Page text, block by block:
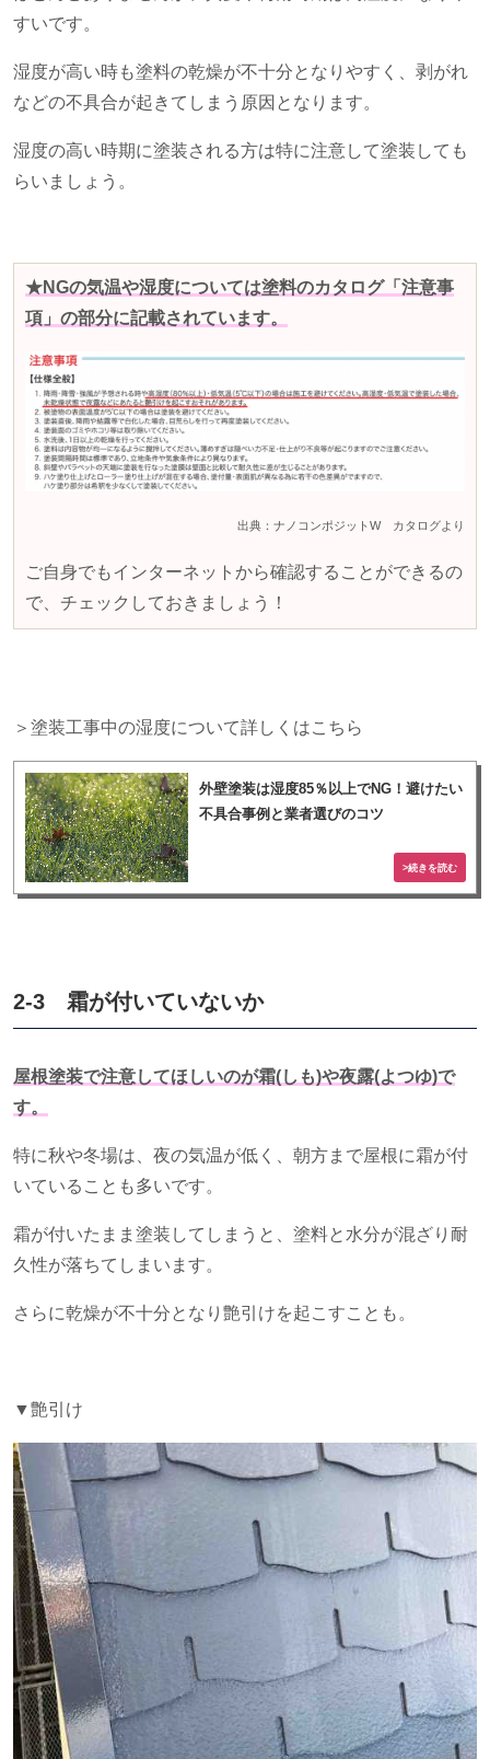
すいです。
湿度が高い時も塗料の乾燥が不十分となりやすく、剥がれ
などの不具合が起きてしまう原因となります。
湿度の高い時期に塗装される方は特に注意して塗装しても
らいましょう。
★NGの気温や湿度については塗料のカタログ「注意事
項」の部分に記載されています。
出典：ナノコンポジットW カタログより
ご自身でもインターネットから確認することができるの
で、チェックしておきましょう！
＞塗装工事中の湿度について詳しくはこちら
外壁塗装は湿度85％以上でNG！避けたい
不具合事例と業者選びのコツ
2-3 霜が付いていないか
屋根塗装で注意してほしいのが霜(しも)や夜露(よつゆ)で
す。
特に秋や冬場は、夜の気温が低く、朝方まで屋根に霜が付
いていることも多いです。
霜が付いたまま塗装してしまうと、塗料と水分が混ざり耐
久性が落ちてしまいます。
さらに乾燥が不十分となり艶引けを起こすことも。
▼艶引け